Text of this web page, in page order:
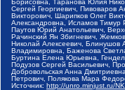
Борисовна, Таранова Юлия
Сергей Георгиевич, Пивоваров
Викторович, Шарипков Олег
Александровна, Исламов Тимур
Паутов Юрий Анатольевич,
Рачинский Ян Збигневич,
Николай Алексеевич, Блинушов
Владимировна, Баженова
Буртина Елена Юрьевна,
Подузов Сергей Васильевич,
Добровольская Анна
Петрович, Полякова Мара
Источник: http://unro.minjust.ru/